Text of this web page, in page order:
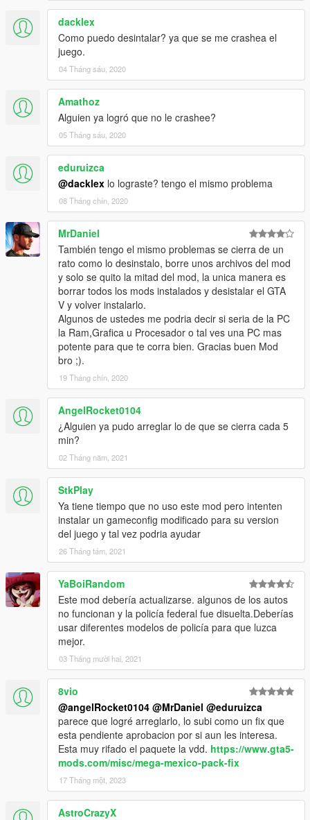
dacklex
Como puedo desintalar? ya que se me crashea el
juego.
04 Tháng sáu, 2020
Amathoz
Alguien ya logró que no le crashee?
05 Tháng sáu, 2020
eduruizca
@dacklex lo lograste? tengo el mismo problema
08 Tháng chín, 2020
MrDaniel
También tengo el mismo problemas se cierra de un
rato como lo desinstalo, borre unos archivos del mod
y solo se quito la mitad del mod, la unica manera es
borrar todos los mods instalados y desistalar el GTA
V y volver instalarlo.
Algunos de ustedes me podria decir si seria de la PC
la Ram,Grafica u Procesador o tal ves una PC mas
potente para que te corra bien. Gracias buen Mod
bro ;).
19 Tháng chín, 2020
AngelRocket0104
¿Alguien ya pudo arreglar lo de que se cierra cada 5
min?
02 Tháng năm, 2021
StkPlay
Ya tiene tiempo que no uso este mod pero intenten
instalar un gameconfig modificado para su version
del juego y tal vez podria ayudar
26 Tháng tám, 2021
YaBoiRandom
Este mod debería actualizarse. algunos de los autos
no funcionan y la policía federal fue disuelta.Deberías
usar diferentes modelos de policía para que luzca
mejor.
03 Tháng mười hai, 2021
8vio
@angelRocket0104 @MrDaniel @eduruizca
parece que logré arreglarlo, lo subi como un fix que
esta pendiente aprobacion por si aun les interesa.
Esta muy rifado el paquete la vdd. https://www.gta5-
mods.com/misc/mega-mexico-pack-fix
17 Tháng một, 2023
AstroCrazyX